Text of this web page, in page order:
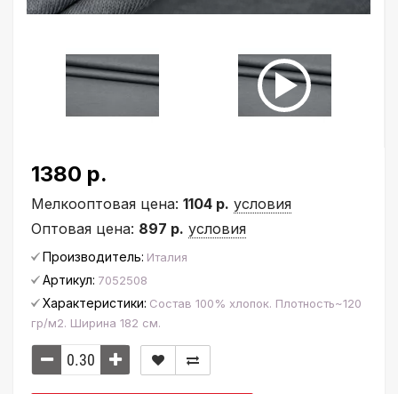
1380 р.
Мелкооптовая цена: 1104 р. условия
Оптовая цена: 897 р. условия
Производитель: Италия
Артикул: 7052508
Характеристики: Состав 100% хлопок. Плотность~120
гр/м2. Ширина 182 см.